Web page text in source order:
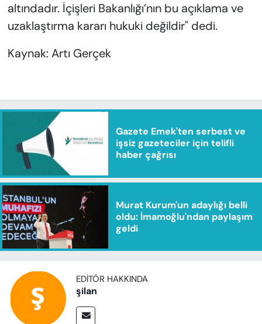
altındadır. İçişleri Bakanlığı’nın bu açıklama ve
uzaklaştırma kararı hukuki değildir" dedi.
Kaynak: Artı Gerçek
Gazete Emek'ten serbest ve
işsiz gazeteciler için telifli
haber çağrısı
Murat Kurum'un adaylığı belli
oldu: İmamoğlu'ndan paylaşım
geldi
EDITÖR HAKKINDA
şilan